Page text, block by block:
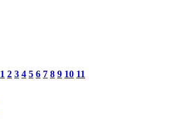
1 2 3 4 5 6 7 8 9 10 11